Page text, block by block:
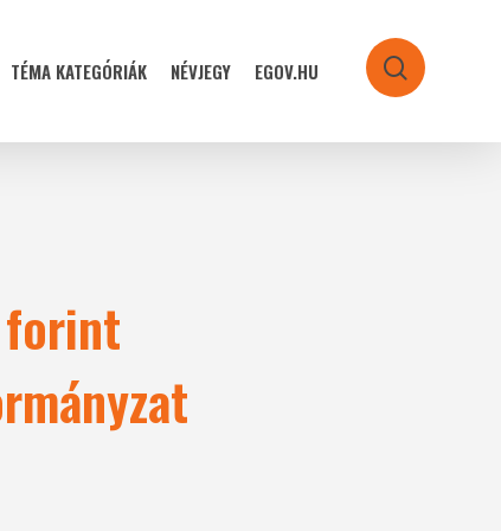
TÉMA KATEGÓRIÁK NÉVJEGY EGOV.HU search